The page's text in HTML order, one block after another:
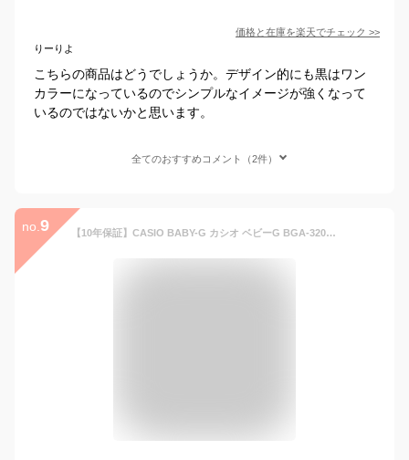
価格と在庫を楽天でチェック >>
りーりよ
こちらの商品はどうでしょうか。デザイン的にも黒はワン
カラーになっているのでシンプルなイメージが強くなって
いるのではないかと思います。
全てのおすすめコメント（2件）
no. 9 【10年保証】CASIO BABY-G カシオ ベビーG BGA-320-1A 腕時計 時計 ブランド レディース キッズ 子供 女の子 アナデジ 日付 カレンダー 防水 ブラック 黒 ピンクゴールド かわいい 送料無料